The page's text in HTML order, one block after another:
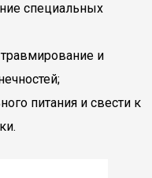
специальных
и
питания и свести к